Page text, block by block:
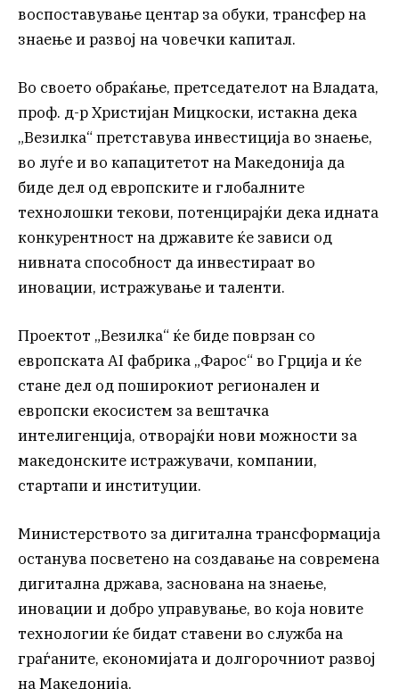
воспоставување центар за обуки, трансфер на
знаење и развој на човечки капитал.
Во своето обраќање, претседателот на Владата,
проф. д-р Христијан Мицкоски, истакна дека
„Везилка“ претставува инвестиција во знаење,
во луѓе и во капацитетот на Македонија да
биде дел од европските и глобалните
технолошки текови, потенцирајќи дека идната
конкурентност на државите ќе зависи од
нивната способност да инвестираат во
иновации, истражување и таленти.
Проектот „Везилка“ ќе биде поврзан со
европската AI фабрика „Фарос“ во Грција и ќе
стане дел од поширокиот регионален и
европски екосистем за вештачка
интелигенција, отворајќи нови можности за
македонските истражувачи, компании,
стартапи и институции.
Министерството за дигитална трансформација
останува посветено на создавање на современа
дигитална држава, заснована на знаење,
иновации и добро управување, во која новите
технологии ќе бидат ставени во служба на
граѓаните, економијата и долгорочниот развој
на Македонија.